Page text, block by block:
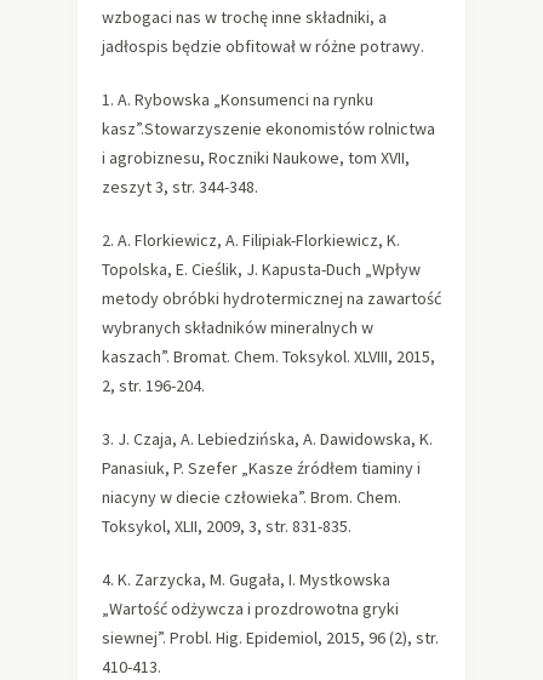
wzbogaci nas w trochę inne składniki, a
jadłospis będzie obfitował w różne potrawy.
1. A. Rybowska „Konsumenci na rynku
kasz”.Stowarzyszenie ekonomistów rolnictwa
i agrobiznesu, Roczniki Naukowe, tom XVII,
zeszyt 3, str. 344-348.
2. A. Florkiewicz, A. Filipiak-Florkiewicz, K.
Topolska, E. Cieślik, J. Kapusta-Duch „Wpływ
metody obróbki hydrotermicznej na zawartość
wybranych składników mineralnych w
kaszach”. Bromat. Chem. Toksykol. XLVIII, 2015,
2, str. 196-204.
3. J. Czaja, A. Lebiedzińska, A. Dawidowska, K.
Panasiuk, P. Szefer „Kasze źródłem tiaminy i
niacyny w diecie człowieka”. Brom. Chem.
Toksykol, XLII, 2009, 3, str. 831-835.
4. K. Zarzycka, M. Gugała, I. Mystkowska
„Wartość odżywcza i prozdrowotna gryki
siewnej”. Probl. Hig. Epidemiol, 2015, 96 (2), str.
410-413.